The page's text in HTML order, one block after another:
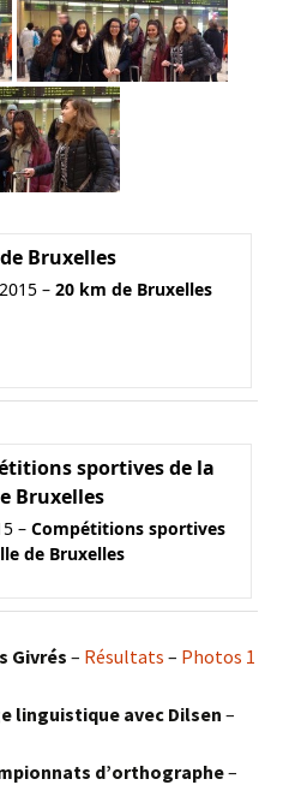
Bruxelles
– 20 km de Bruxelles
sportives de la
Bruxelles
– Compétitions sportives
de Bruxelles
Givrés– Résultats – Photos 1
linguistique avec Dilsen –
d’orthographe–